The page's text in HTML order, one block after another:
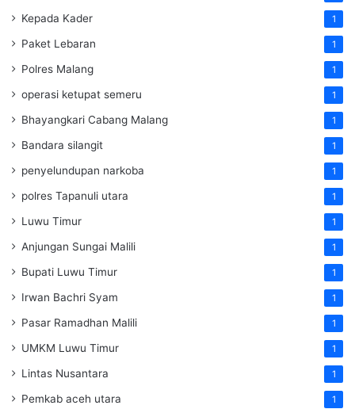
Kepada Kader 1
Paket Lebaran 1
Polres Malang 1
operasi ketupat semeru 1
Bhayangkari Cabang Malang 1
Bandara silangit 1
penyelundupan narkoba 1
polres Tapanuli utara 1
Luwu Timur 1
Anjungan Sungai Malili 1
Bupati Luwu Timur 1
Irwan Bachri Syam 1
Pasar Ramadhan Malili 1
UMKM Luwu Timur 1
Lintas Nusantara 1
Pemkab aceh utara 1